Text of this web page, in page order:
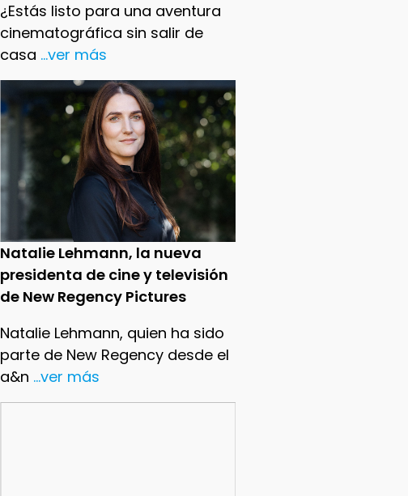
¿Estás listo para una aventura
cinematográfica sin salir de
casa ...ver más
Natalie Lehmann, la nueva
presidenta de cine y televisión
de New Regency Pictures
Natalie Lehmann, quien ha sido
parte de New Regency desde el
a&n ...ver más